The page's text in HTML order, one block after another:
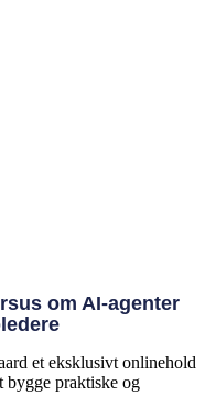
om AI‑agenter
et eksklusivt onlinehold
bygge praktiske og